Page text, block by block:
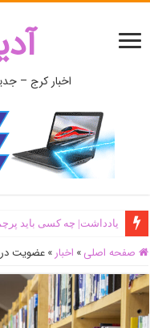
اخبار کرج –
یادداشت| ‌چه کسی باید
صفحه اصلی » اخبار » عضویت در